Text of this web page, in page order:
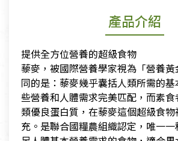
產品介紹
提供全方位營養的超級食物
藜麥，被國際營養學家視為「營養
同的是：藜麥幾乎囊括人類所需的
些營養和人體需求完美匹配，而素
類優良蛋白質，在藜麥這個超級食
充。是聯合國糧農組織認定，唯一